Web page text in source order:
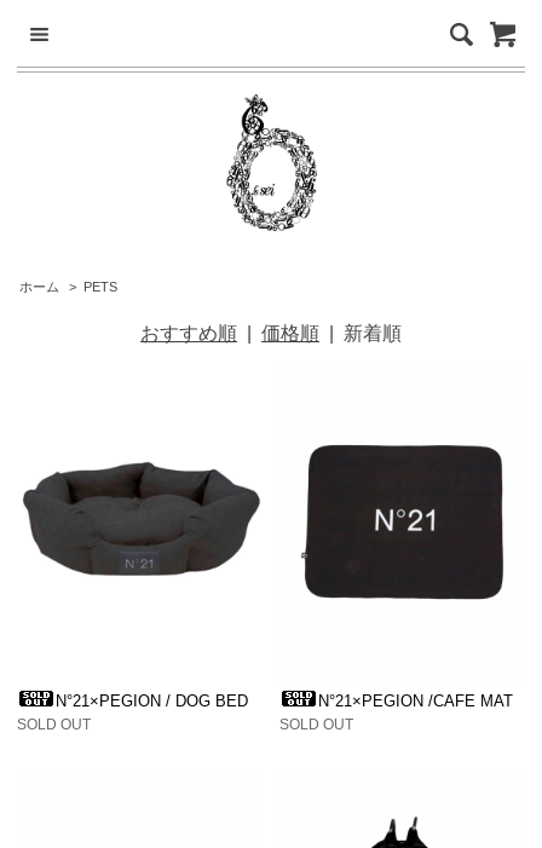
ホーム > PETS
おすすめ順 価格順 新着順
N°21×PEGION / DOG BED
SOLD OUT
N°21×PEGION /CAFE MAT
SOLD OUT